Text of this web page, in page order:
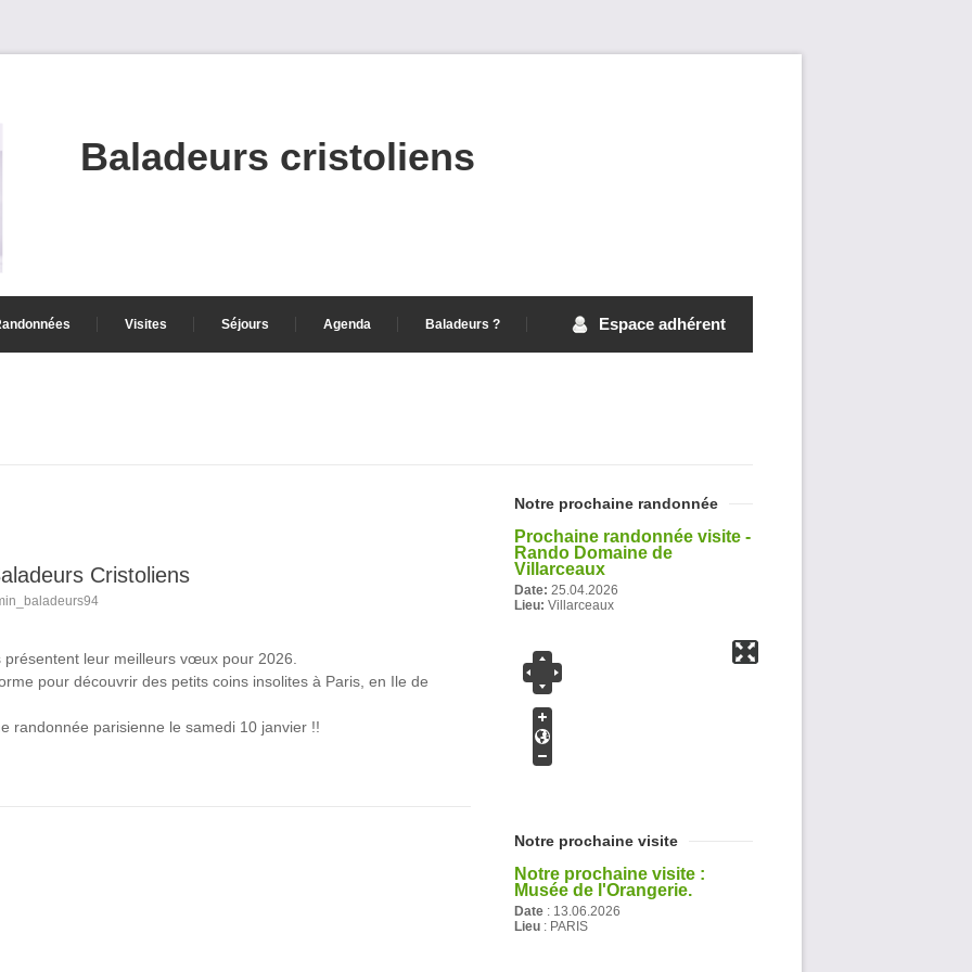
Baladeurs cristoliens
Visites Séjours Agenda Baladeurs ? Espace adhérent
Cristoliens
leur meilleurs vœux pour 2026.
pour découvrir des petits coins insolites à Paris, en Ile de
randonnée parisienne le samedi 10 janvier !!
Notre prochaine randonnée
Prochaine randonnée visite -
Rando Domaine de
Villarceaux
Date: 25.04.2026
Lieu: Villarceaux
Notre prochaine visite
Notre prochaine visite :
Musée de l'Orangerie.
Date : 13.06.2026
Lieu : PARIS